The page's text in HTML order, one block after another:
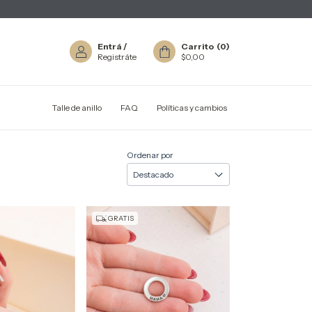
Entrá /
Registráte
Carrito (0)
$0,00
Talle de anillo FAQ Políticas y cambios
Ordenar por
GRATIS